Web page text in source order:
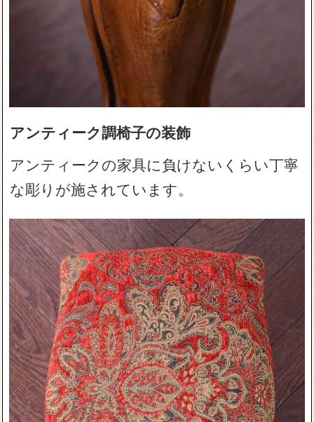
アンティーク調椅子の装飾
アンティークの家具に負けないくらい丁寧
な彫りが施されています。